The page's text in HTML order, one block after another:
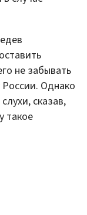
не забывать
Однако
сказав,
такое